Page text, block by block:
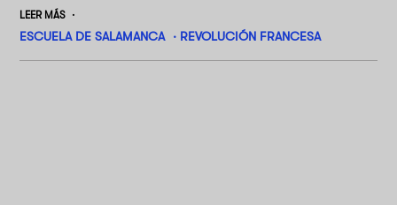
LEER MÁS
ESCUELA DE SALAMANCA REVOLUCIÓN FRANCESA